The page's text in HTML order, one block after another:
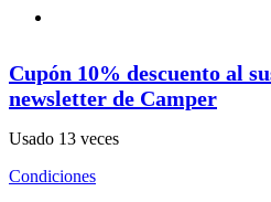
Cupón 10% descuento al
newsletter de Camper
Usado 13 veces
Condiciones